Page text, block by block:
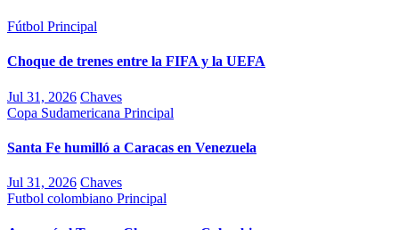
Fútbol Principal
Choque de trenes entre la FIFA y la UEFA
Jul 31, 2026 Chaves
Copa Sudamericana Principal
Santa Fe humilló a Caracas en Venezuela
Jul 31, 2026 Chaves
Futbol colombiano Principal